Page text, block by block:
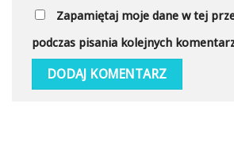
Zapamiętaj moje dane w tej
podczas pisania kolejnych